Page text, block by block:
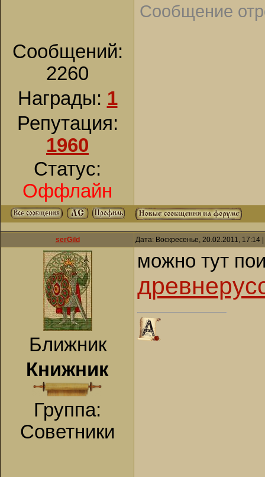
Сообщений:
2260
Награды: 1
Репутация:
1960
Статус:
Оффлайн
Сообщение
serGild Дата: Воскресенье, 20.02.2011,
Ближник
Книжник
Группа:
Советники
можно тут